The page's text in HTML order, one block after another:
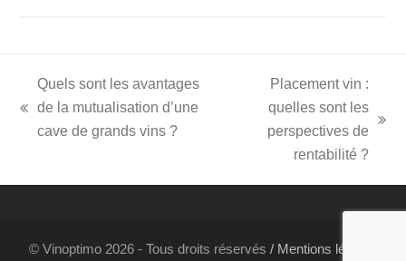
Quels sont les avantages
de la mutualisation d’une
cave de grands vins ?
Placement vin :
quelles sont les
perspectives de
rentabilité ?
© Vinoptimo 2026 - Tous droits réservés / Mentions légales